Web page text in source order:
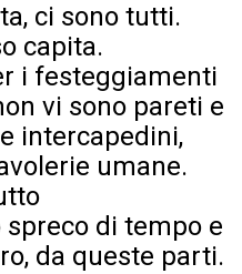
ci sono tutti.
capita.
i festeggiamenti
vi sono pareti e
intercapedini,
umane.
di tempo e
da queste parti.